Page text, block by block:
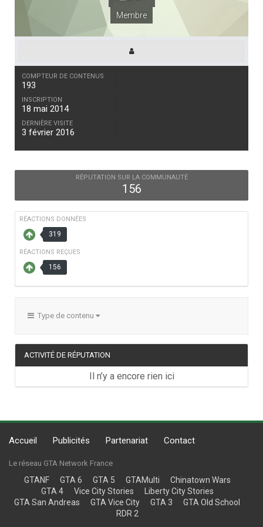
Membre
COMPTEUR DE CONTENUS
193
INSCRIPTION
18 mai 2014
DERNIÈRE VISITE
3 février 2016
RÉPUTATION SUR LA COMMUNAUTÉ
156
RÉACTIONS DONNÉES
319
RÉACTIONS REÇUES
156
Type de contenu
ACTIVITÉ DE RÉPUTATION
Il n’y a encore rien ici
Accueil Publicités Partenariat Contact
Le réseau GTA Network France
GTANF GTA 6 GTA 5 GTAMulti
Chinatown Wars
GTA 4
Vice City Stories
Liberty City Stories
GTA San Andreas
GTA Vice City GTA 3
GTA Old School
RDR 2